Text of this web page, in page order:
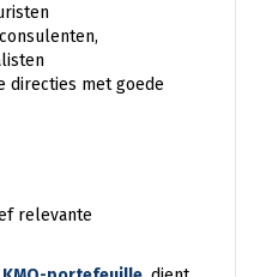
directies met goede
relevante